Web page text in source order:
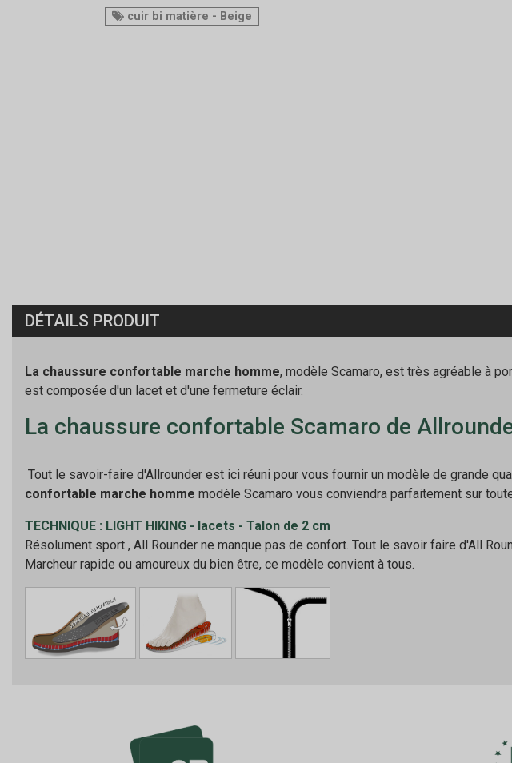
cuir bi matière - Beige
DÉTAILS PRODUIT
La chaussure confortable marche homme, modèle Scamaro, est très agréable à
est composée d'un lacet et d'une fermeture éclair.
La chaussure confortable Scamaro de
Tout le savoir-faire d'Allrounder est ici réuni pour vous fournir un modèle de grande
confortable marche homme modèle Scamaro vous conviendra parfaitement sur
TECHNIQUE : LIGHT HIKING - lacets - Talon de 2 cm
Résolument sport , All Rounder ne manque pas de confort. Tout le savoir faire d'All
Marcheur rapide ou amoureux du bien être, ce modèle convient à tous.